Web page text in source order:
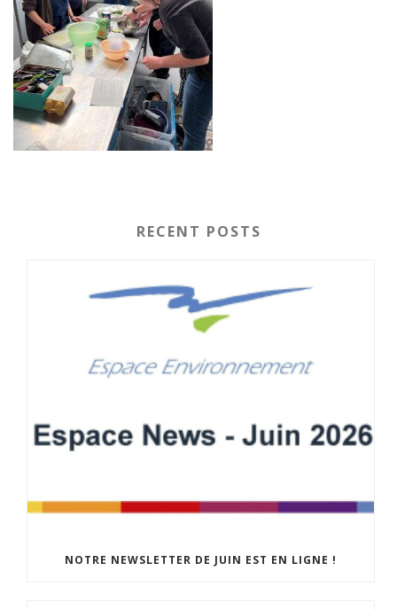
RECENT POSTS
NOTRE NEWSLETTER DE JUIN EST EN LIGNE !